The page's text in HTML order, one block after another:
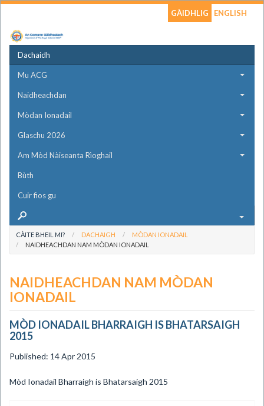
GÀIDHLIG ENGLISH
Dachaidh
Mu ACG
Naidheachdan
Mòdan Ionadail
Glaschu 2026
Am Mòd Nàiseanta Rìoghail
Bùth
Cuir fios gu
CÀITE BHEIL MI? DACHAIGH
MÒDAN IONADAIL
NAIDHEACHDAN NAM MÒDAN IONADAIL
NAIDHEACHDAN NAM MÒDAN
IONADAIL
MÒD IONADAIL BHARRAIGH IS BHATARSAIGH
2015
Published: 14 Apr 2015
​Mòd Ionadail Bharraigh is Bhatarsaigh 2015